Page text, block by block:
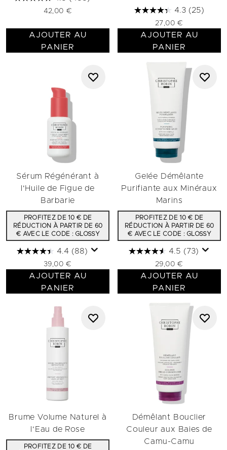
42,00 €
AJOUTER AU
PANIER
4.3 (25)
27,00 €
AJOUTER AU
PANIER
Sérum Régénérant à
l'Huile de Figue de
Barbarie
PROFITEZ DE 10 € DE
RÉDUCTION À PARTIR DE 60
€ AVEC LE CODE : GLOSSY
4.4 (88)
39,00 €
AJOUTER AU
PANIER
Gelée Démêlante
Purifiante aux Minéraux
Marins
PROFITEZ DE 10 € DE
RÉDUCTION À PARTIR DE 60
€ AVEC LE CODE : GLOSSY
4.5 (73)
29,00 €
AJOUTER AU
PANIER
Brume Volume Naturel à
l'Eau de Rose
PROFITEZ DE 10 € DE
Démêlant Bouclier
Couleur aux Baies de
Camu-Camu